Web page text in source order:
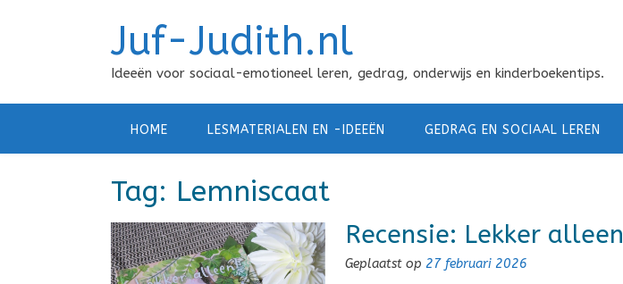
Juf-Judith.nl
Ideeën voor sociaal-emotioneel leren, gedrag, onderwijs en kinderboekentips.
HOME LESMATERIALEN EN -IDEEËN GEDRAG EN SOCIAAL LEREN
Tag: Lemniscaat
Recensie: Lekker alleen
Geplaatst op 27 februari 2026